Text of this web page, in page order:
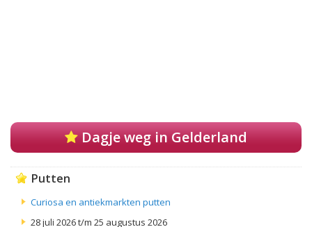
Dagje weg in Gelderland
Putten
Curiosa en antiekmarkten putten
28 juli 2026 t/m 25 augustus 2026